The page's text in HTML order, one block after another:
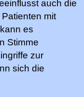
auch die
mit
es
Stimme
zur
sich die